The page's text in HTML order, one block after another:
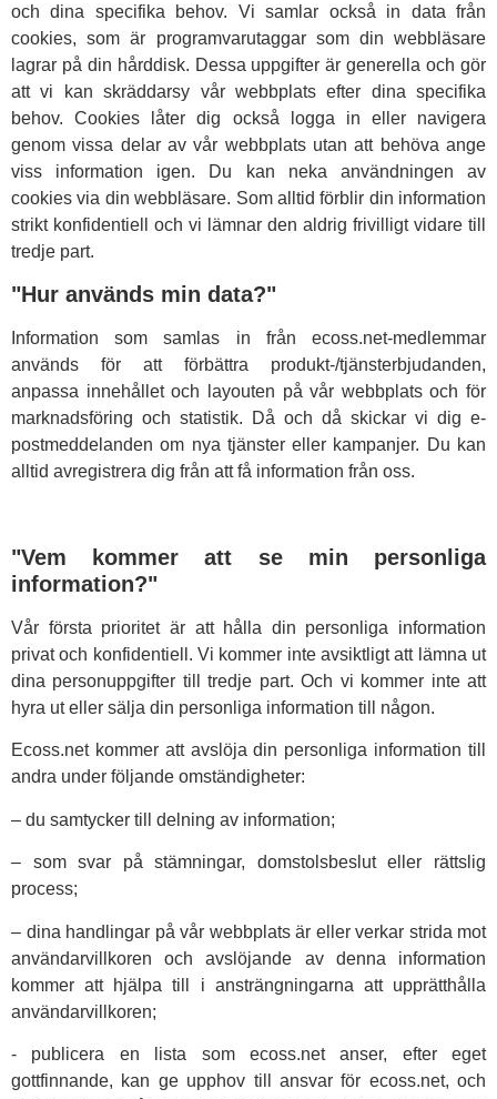
och dina specifika behov. Vi samlar också in data från
cookies, som är programvarutaggar som din webbläsare
lagrar på din hårddisk. Dessa uppgifter är generella och gör
att vi kan skräddarsy vår webbplats efter dina specifika
behov. Cookies låter dig också logga in eller navigera
genom vissa delar av vår webbplats utan att behöva ange
viss information igen. Du kan neka användningen av
cookies via din webbläsare. Som alltid förblir din information
strikt konfidentiell och vi lämnar den aldrig frivilligt vidare till
tredje part.
"Hur används min data?"
Information som samlas in från ecoss.net-medlemmar
används för att förbättra produkt-/tjänsterbjudanden,
anpassa innehållet och layouten på vår webbplats och för
marknadsföring och statistik. Då och då skickar vi dig e-
postmeddelanden om nya tjänster eller kampanjer. Du kan
alltid avregistrera dig från att få information från oss.
"Vem kommer att se min personliga
information?"
Vår första prioritet är att hålla din personliga information
privat och konfidentiell. Vi kommer inte avsiktligt att lämna ut
dina personuppgifter till tredje part. Och vi kommer inte att
hyra ut eller sälja din personliga information till någon.
Ecoss.net kommer att avslöja din personliga information till
andra under följande omständigheter:
– du samtycker till delning av information;
– som svar på stämningar, domstolsbeslut eller rättslig
process;
– dina handlingar på vår webbplats är eller verkar strida mot
användarvillkoren och avslöjande av denna information
kommer att hjälpa till i ansträngningarna att upprätthålla
användarvillkoren;
- publicera en lista som ecoss.net anser, efter eget
gottfinnande, kan ge upphov till ansvar för ecoss.net, och